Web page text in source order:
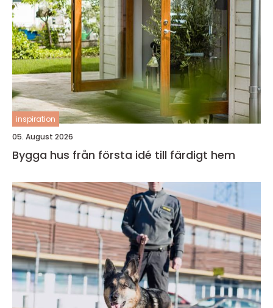
inspiration
05. August 2026
Bygga hus från första idé till färdigt hem